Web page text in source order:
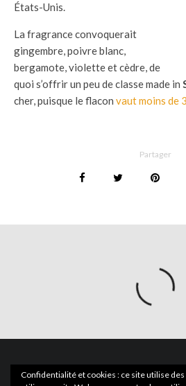
États-Unis.
La fragrance convoquerait
gingembre, poivre blanc,
bergamote, violette et cèdre, de
quoi s’offrir un peu de classe made in
cher, puisque le flacon vaut moins de
Partager
Confidentialité et cookies : ce site utilise